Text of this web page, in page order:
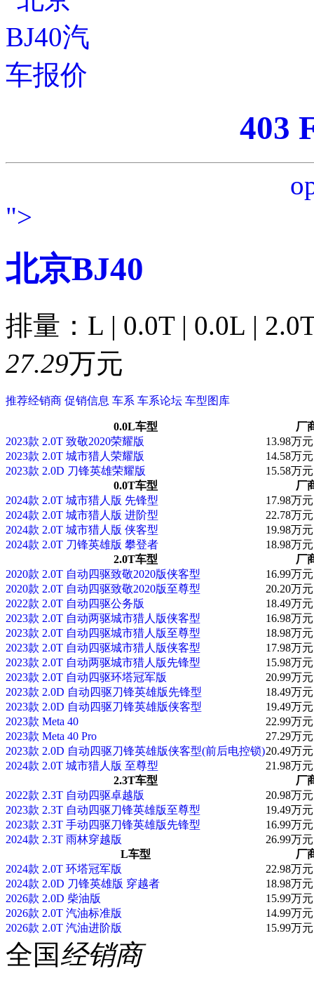
403
">
北京BJ40
排量：L | 0.0T | 0.0L |
27.29万元
推荐经销商 促销信息 车系 车系论坛 车型图库
0.0L车型
厂
2023款 2.0T 致敬2020荣耀版
13.98万元
2023款 2.0T 城市猎人荣耀版
14.58万元
2023款 2.0D 刀锋英雄荣耀版
15.58万元
0.0T车型
厂
2024款 2.0T 城市猎人版 先锋型
17.98万元
2024款 2.0T 城市猎人版 进阶型
22.78万元
2024款 2.0T 城市猎人版 侠客型
19.98万元
2024款 2.0T 刀锋英雄版 攀登者
18.98万元
2.0T车型
厂
2020款 2.0T 自动四驱致敬2020版侠客型
16.99万元
2020款 2.0T 自动四驱致敬2020版至尊型
20.20万元
2022款 2.0T 自动四驱公务版
18.49万元
2023款 2.0T 自动两驱城市猎人版侠客型
16.98万元
2023款 2.0T 自动四驱城市猎人版至尊型
18.98万元
2023款 2.0T 自动四驱城市猎人版侠客型
17.98万元
2023款 2.0T 自动两驱城市猎人版先锋型
15.98万元
2023款 2.0T 自动四驱环塔冠军版
20.99万元
2023款 2.0D 自动四驱刀锋英雄版先锋型
18.49万元
2023款 2.0D 自动四驱刀锋英雄版侠客型
19.49万元
2023款 Meta 40
22.99万元
2023款 Meta 40 Pro
27.29万元
2023款 2.0D 自动四驱刀锋英雄版侠客型(前后电控锁)20.49万元
2024款 2.0T 城市猎人版 至尊型
21.98万元
2.3T车型
厂
2022款 2.3T 自动四驱卓越版
20.98万元
2023款 2.3T 自动四驱刀锋英雄版至尊型
19.49万元
2023款 2.3T 手动四驱刀锋英雄版先锋型
16.99万元
2024款 2.3T 雨林穿越版
26.99万元
L车型
厂
2024款 2.0T 环塔冠军版
22.98万元
2024款 2.0D 刀锋英雄版 穿越者
18.98万元
2026款 2.0D 柴油版
15.99万元
2026款 2.0T 汽油标准版
14.99万元
2026款 2.0T 汽油进阶版
15.99万元
全国经销商